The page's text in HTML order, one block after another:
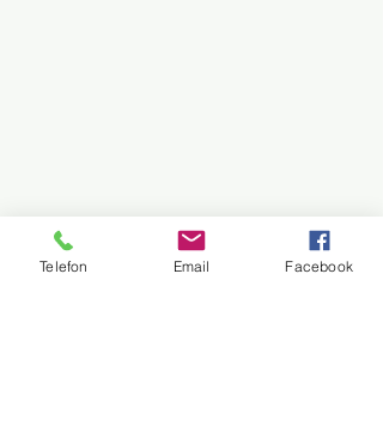
Telefon Email Facebook